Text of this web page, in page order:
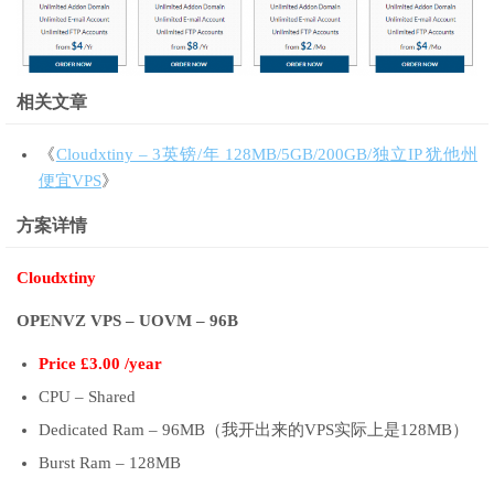
相关文章
《Cloudxtiny – 3英镑/年 128MB/5GB/200GB/独立IP 犹他州
便宜VPS》
方案详情
Cloudxtiny
OPENVZ VPS – UOVM – 96B
Price £3.00 /year
CPU – Shared
Dedicated Ram – 96MB（我开出来的VPS实际上是128MB）
Burst Ram – 128MB